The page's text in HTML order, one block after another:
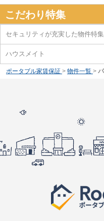
こだわり特集
セキュリティが充実した物件特集
ハウスメイト
ポータブル家賃保証 > 物件一覧 >